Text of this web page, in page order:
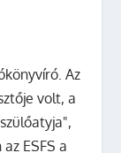
Az
volt, a
ESFS a